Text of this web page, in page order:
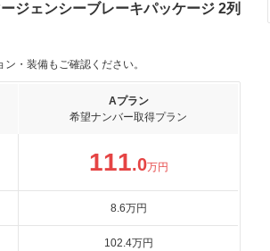
ジェンシーブレーキパッケージ 2列
・装備もご確認ください。
Aプラン
希望ナンバー取得プラン
111.0万円
8.6万円
102.4万円